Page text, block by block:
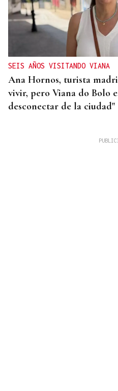
SEIS AÑOS VISITANDO VIANA
Ana Hornos, turista
vivir, pero Viana do Bolo
desconectar de la ciudad"